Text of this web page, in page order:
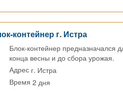
контейнер г. Истра
Блок-контейнер предназначался
конца весны и до сбора урожая.
Адрес г. Истра
Время2 дня